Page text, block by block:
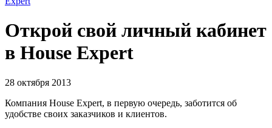
Открой свой личный кабинет
в House Expert
28 октября 2013
Компания House Expert, в первую очередь, заботится об
удобстве своих заказчиков и клиентов.